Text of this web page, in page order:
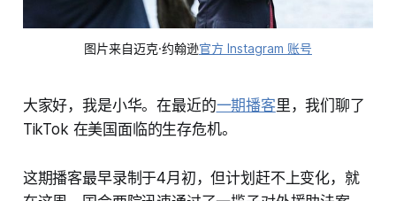
图片来自迈克·约翰逊官方 Instagram 账号
大家好，我是小华。在最近的一期播客里，我们聊了
TikTok 在美国面临的生存危机。
这期播客最早录制于4月初，但计划赶不上变化，就